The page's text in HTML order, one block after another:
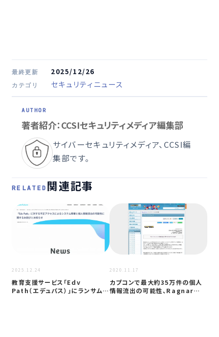
最終更新 2025/12/26
カテゴリ セキュリティニュース
著者紹介：CCSIセキュリティメディア編集部
サイバーセキュリティメディア、CCSI編
集部です。
RELATED 関連記事
2025.12.24
教育支援サービス「Edv
Path（エデュパス）」にランサムウ
2020.11.17
カプコンで最大約35万件の個人
情報流出の可能性、Ragnar